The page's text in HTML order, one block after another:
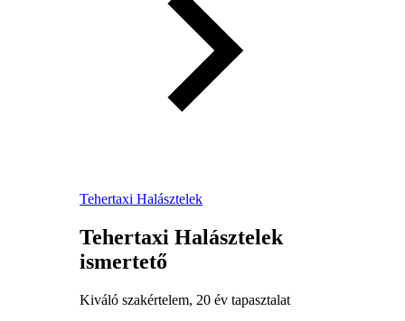
Tehertaxi Halásztelek
Tehertaxi Halásztelek
ismertető
Kiváló szakértelem, 20 év tapasztalat